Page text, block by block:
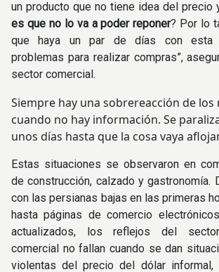
un producto que no tiene idea del precio
es que no lo va a poder reponer? Por lo
que haya un par de días con esta
problemas para realizar compras”,
sector comercial.
Siempre hay una sobrereacción de los
cuando no hay información. Se
unos días hasta que la cosa vaya
Estas situaciones se observaron en
de construcción, calzado y gastronomía.
con las persianas bajas en las primeras
hasta páginas de comercio
actualizados, los reflejos del
comercial no fallan cuando se dan
violentas del precio del dólar informal,